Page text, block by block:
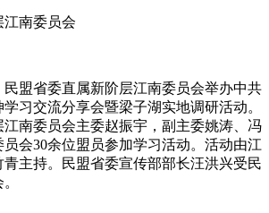
江南委员会
民盟省委直属新阶层江南委员会举办中共
习交流分享会暨梁子湖实地调研活动。
江南委员会主委赵振宇，副主委姚涛、冯
会30余位盟员参加学习活动。活动由江
主持。民盟省委宣传部部长汪洪兴受民